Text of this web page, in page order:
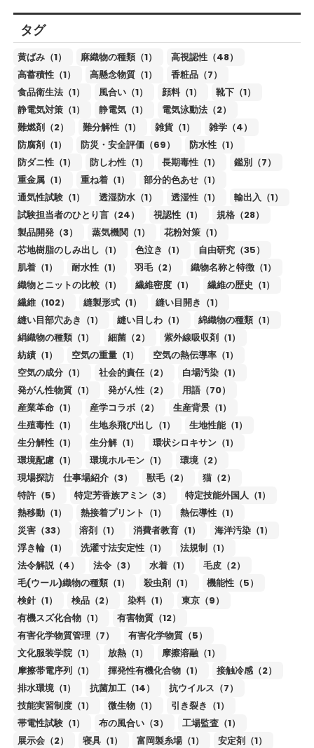
タグ
黄ばみ（1） 麻織物の種類（1）
高視認性（48）
高蓄積性（1）
高懸念物質（1）
香粧品（7）
食品衛生法（1）
風合い（1） 顔料（1）
靴下（1）
静電気対策（1）
静電気（1）
電気泳動法（2）
難燃剤（2）
難分解性（1） 雑貨（1）
雑学（4）
防腐剤（1）
防災・安全評価（69）
防水性（1）
防ダニ性（1）
防しわ性（1） 長期毒性（1）
鑑別（7）
重金属（1）
重ね着（1）
部分的色あせ（1）
通気性試験（1）
透湿防水（1） 透湿性（1）
輸出入（1）
試験担当者のひとり言（24）
視認性（1）
規格（28）
製品開発（3）
蒸気機関（1）
花粉対策（1）
芯地樹脂のしみ出し（1）
色泣き（1）
自由研究（35）
肌着（1）
耐水性（1） 羽毛（2）
織物名称と特徴（1）
織物とニットの比較（1）
繊維密度（1）
繊維の歴史（1）
繊維（102）
縫製形式（1）
縫い目開き（1）
縫い目部穴あき（1）
縫い目しわ（1）
綿織物の種類（1）
絹織物の種類（1）
細菌（2）
紫外線吸収剤（1）
紡績（1）
空気の重量（1）
空気の熱伝導率（1）
空気の成分（1）
社会的責任（2）
白場汚染（1）
発がん性物質（1）
発がん性（2）
用語（70）
産業革命（1）
産学コラボ（2）
生産背景（1）
生殖毒性（1）
生地糸飛び出し（1）
生地性能（1）
生分解性（1）
生分解（1）
環状シロキサン（1）
環境配慮（1）
環境ホルモン（1）
環境（2）
現場探訪 仕事場紹介（3）
獣毛（2）
猫（2）
特許（5）
特定芳香族アミン（3）
特定技能外国人（1）
熱移動（1）
熱接着プリント（1）
熱伝導性（1）
災害（33）
溶剤（1） 消費者教育（1）
海洋汚染（1）
浮き輪（1）
洗濯寸法安定性（1）
法規制（1）
法令解説（4）
法令（3） 水着（1）
毛皮（2）
毛(ウール)織物の種類（1）
殺虫剤（1）
機能性（5）
検針（1）
検品（2） 染料（1）
東京（9）
有機スズ化合物（1）
有害物質（12）
有害化学物質管理（7）
有害化学物質（5）
文化服装学院（1）
放熱（1）
摩擦溶融（1）
摩擦帯電序列（1）
揮発性有機化合物（1）
接触冷感（2）
排水環境（1）
抗菌加工（14）
抗ウイルス（7）
技能実習制度（1）
微生物（1）
引き裂き（1）
帯電性試験（1）
布の風合い（3）
工場監査（1）
展示会（2）
寝具（1） 富岡製糸場（1）
安定剤（1）